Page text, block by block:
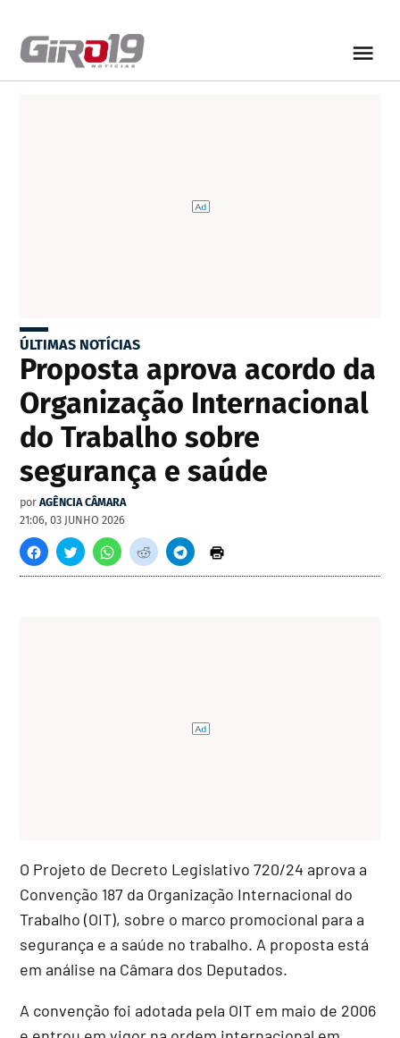
ÚLTIMAS NOTÍCIAS
Proposta aprova acordo da
Organização Internacional
do Trabalho sobre
segurança e saúde
por AGÊNCIA CÂMARA
21:06, 03 JUNHO 2026
O Projeto de Decreto Legislativo 720/24 aprova a
Convenção 187 da Organização Internacional do
Trabalho (OIT), sobre o marco promocional para a
segurança e a saúde no trabalho. A proposta está
em análise na Câmara dos Deputados.
A convenção foi adotada pela OIT em maio de 2006